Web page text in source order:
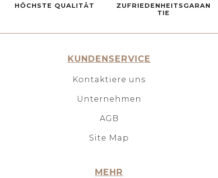
HÖCHSTE QUALITÄT
ZUFRIEDENHEITSGARAN
TIE
KUNDENSERVICE
Kontaktiere uns
Unternehmen
AGB
Site Map
MEHR